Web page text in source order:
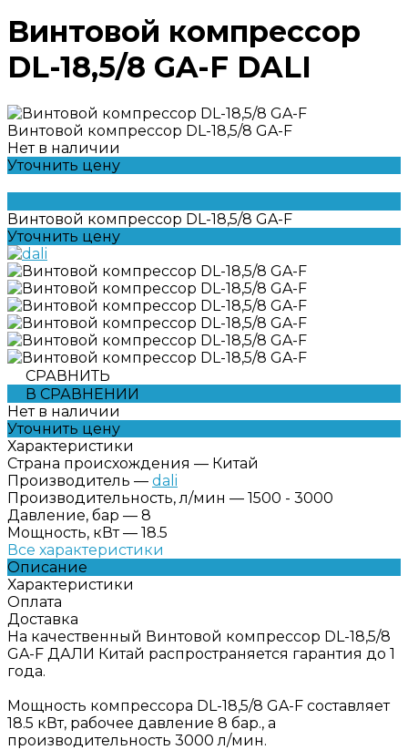
Винтовой компрессор
DL-18,5/8 GA-F DALI
Винтовой компрессор DL-18,5/8 GA-F
Нет в наличии
Уточнить цену
Винтовой компрессор DL-18,5/8 GA-F
Уточнить цену
СРАВНИТЬ
В СРАВНЕНИИ
Нет в наличии
Уточнить цену
Характеристики
Страна происхождения — Китай
Производитель — dali
Производительность, л/мин — 1500 - 3000
Давление, бар — 8
Мощность, кВт — 18.5
Все характеристики
Описание
Характеристики
Оплата
Доставка
На качественный Винтовой компрессор DL-18,5/8
GA-F ДАЛИ Китай распространяется гарантия до 1
года.
Мощность компрессора DL-18,5/8 GA-F составляет
18.5 кВт, рабочее давление 8 бар., а
производительность 3000 л/мин.